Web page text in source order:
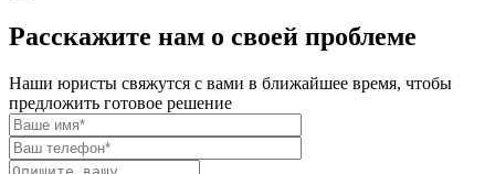
Расскажите нам о своей проблеме
Наши юристы свяжутся с вами в ближайшее время, чтобы
предложить готовое решение